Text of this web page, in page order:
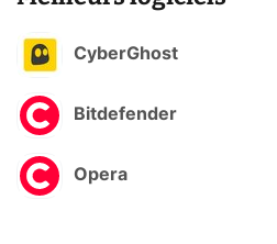
CyberGhost
Bitdefender
Opera